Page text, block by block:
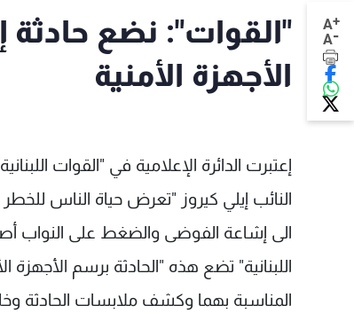
A+
A-
"القوات": نضع حادثة
الأجهزة الأمنية
إعتبرت الدائرة الإعلامية في "القوات
النائب إيلي كيروز "تعرض حياة الناس
الى إشاعة الفوضى والضغط على النواب
اللبنانية" تضع هذه "الحادثة برسم الأجهزة
المناسبة بهما وكشف ملابسات الحادثة